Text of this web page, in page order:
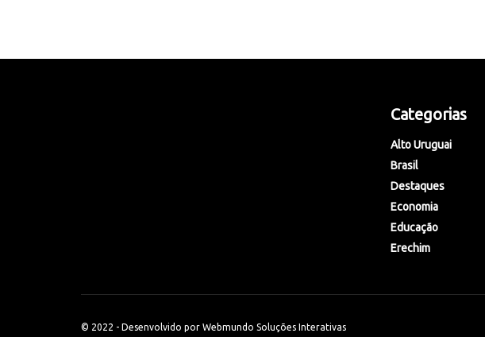
Categorias
Alto Uruguai
Brasil
Destaques
Economia
Educação
Erechim
© 2022 - Desenvolvido por Webmundo Soluções Interativas